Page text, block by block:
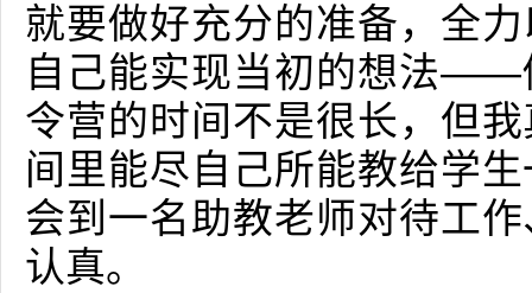
就要做好充分的准备，全
自己能实现当初的想法——
令营的时间不是很长，但
间里能尽自己所能教给学
会到一名助教老师对待工
认真。